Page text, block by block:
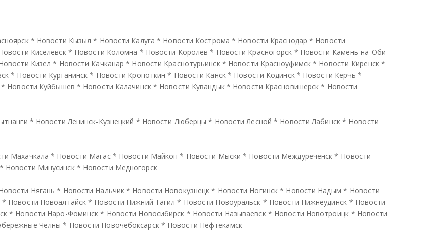
* Новости Кызыл * Новости Калуга * Новости Кострома * Новости Краснодар * Новости
Киселёвск* Новости Коломна * Новости Королёв * Новости Красногорск * Новости Камень-на-Оби
Кизел * Новости Качканар * Новости Краснотурьинск* Новости Красноуфимск * Новости Киренск*
* Новости Курганинск * Новости Кропоткин * Новости Канск* Новости Кодинск* Новости Керчь *
* Новости Куйбышев * Новости Калачинск* Новости Кувандык* Новости Красновишерск * Новости
* Новости Ленинск-Кузнецкий * Новости Люберцы * Новости Лесной * Новости Лабинск* Новости
Махачкала * Новости Магас* Новости Майкоп * Новости Мыски * Новости Междуреченск * Новости
* Новости Минусинск* Новости Медногорск
Нягань * Новости Нальчик * Новости Новокузнецк * Новости Ногинск * Новости Надым * Новости
* Новости Новоалтайск * Новости Нижний Тагил * Новости Новоуральск * Новости Нижнеудинск* Новости
* Новости Наро-Фоминск * Новости Новосибирск * Новости Называевск* Новости Новотроицк* Новости
Челны * Новости Новочебоксарск* Новости Нефтекамск